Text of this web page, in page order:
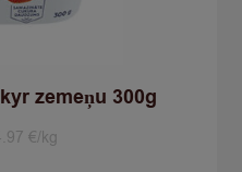
zemeņu 300g
€/kg